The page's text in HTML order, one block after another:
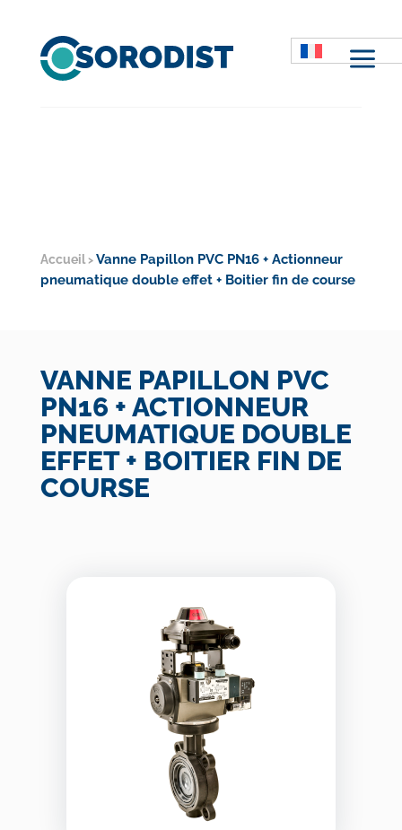
M
Accueil> Vanne Papillon PVC PN16 + Actionneur
pneumatique double effet + Boitier fin de course
VANNE PAPILLON PVC
PN16 + ACTIONNEUR
PNEUMATIQUE DOUBLE
EFFET + BOITIER FIN DE
COURSE